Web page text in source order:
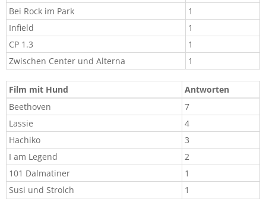
Bei Rock im Park​
1​
Infield​
1​
CP 1.3​
1​
Zwischen Center und Alterna​
1​
Film mit Hund​
Antworten​
Beethoven​
7​
Lassie​
4​
Hachiko​
3​
I am Legend​
2​
101 Dalmatiner​
1​
Susi und Strolch
1